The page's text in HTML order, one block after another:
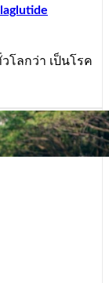
โลกว่า เป็นโรค